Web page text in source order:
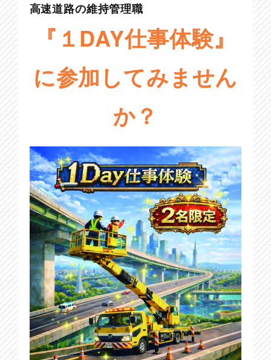
高速道路の維持管理職
『 １DAY仕事体験』
に参加してみません
か？